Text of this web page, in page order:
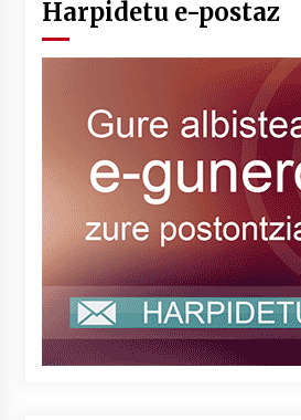
Harpidetu e-postaz